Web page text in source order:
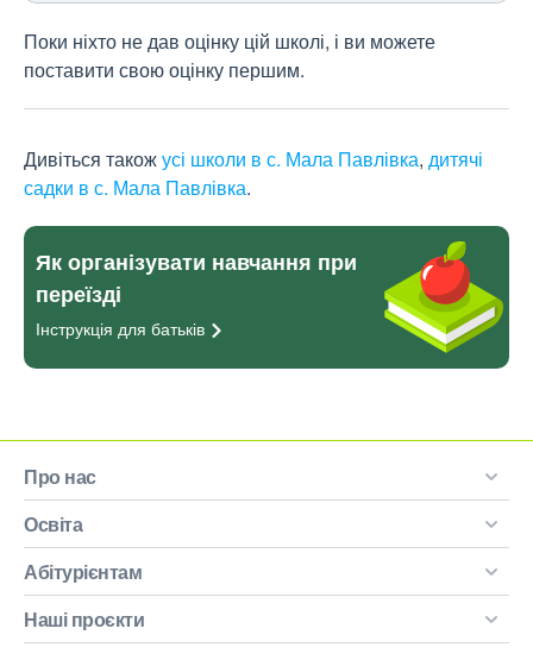
Поки ніхто не дав оцінку цій школі, і ви можете
поставити свою оцінку першим.
Дивіться такожусі школи в с. Мала Павлівка, дитячі
садки в с. Мала Павлівка.
Як організувати навчання при
переїзді
Інструкція для батьків
Про нас
Освіта
Абітурієнтам
Наші проєкти